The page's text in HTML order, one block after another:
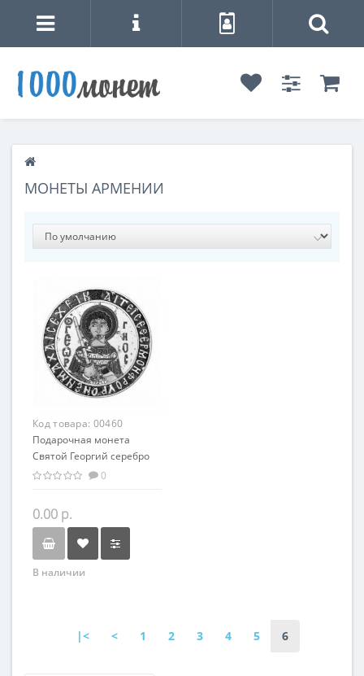
МОНЕТЫ АРМЕНИИ
Код товара: 00460
Подарочная монета
Святой Георгий серебро
50.00 гр - из серии
Христианство
0
0.00 р.
В наличии
|< < 1 2 3 4 5 6